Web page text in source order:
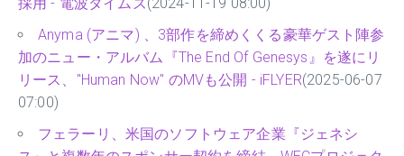
採用 - 電波タイムズ(2024-11-19 08:00)
Anyma (アニマ) 、3部作を締めくくる豪華ゲスト陣参
加のニュー・アルバム『The End Of Genesys』を遂にリ
リース、"Human Now" のMVも公開 - iFLYER(2025-06-07
07:00)
フェラーリ、米国のソフトウェア企業『ジェネシ